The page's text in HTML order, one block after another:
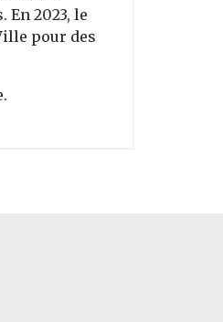
En 2023, le
pour des